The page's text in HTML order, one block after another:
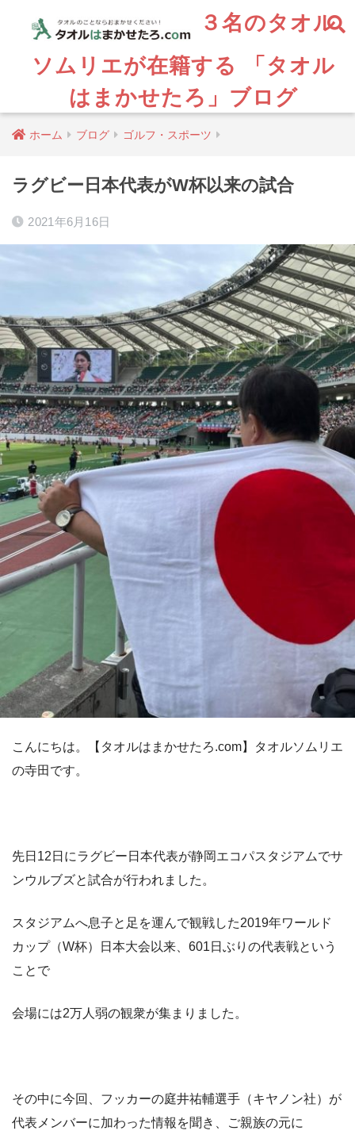
３名のタオル
ソムリエが在籍する 「タオル
はまかせたろ」ブログ
ホーム ブログ ゴルフ・スポーツ
ラグビー日本代表がW杯以来の試合
2021年6月16日
こんにちは。【タオルはまかせたろ.com】タオルソムリエ
の寺田です。
先日12日にラグビー日本代表が静岡エコパスタジアムでサ
ンウルブズと試合が行われました。
スタジアムへ息子と足を運んで観戦した2019年ワールド
カップ（W杯）日本大会以来、601日ぶりの代表戦という
ことで
会場には2万人弱の観衆が集まりました。
その中に今回、フッカーの庭井祐輔選手（キヤノン社）が
代表メンバーに加わった情報を聞き、ご親族の元に